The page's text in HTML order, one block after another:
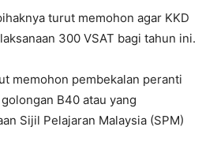
turut memohon agar KKD
300 VSAT bagi tahun ini.
memohon pembekalan peranti
B40 atau yang
Sijil Pelajaran Malaysia (SPM)